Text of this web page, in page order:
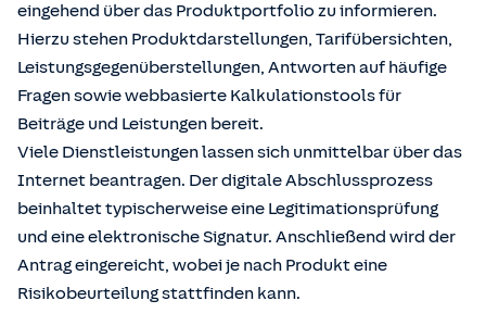
eingehend über das Produktportfolio zu informieren.
Hierzu stehen Produktdarstellungen, Tarifübersichten,
Leistungsgegenüberstellungen, Antworten auf häufige
Fragen sowie webbasierte Kalkulationstools für
Beiträge und Leistungen bereit.
Viele Dienstleistungen lassen sich unmittelbar über das
Internet beantragen. Der digitale Abschlussprozess
beinhaltet typischerweise eine Legitimationsprüfung
und eine elektronische Signatur. Anschließend wird der
Antrag eingereicht, wobei je nach Produkt eine
Risikobeurteilung stattfinden kann.